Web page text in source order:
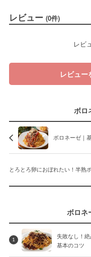
レビュー (0件)
レビ
レビュー
ボロ
ボロネーゼ｜
とろとろ卵におぼれたい！半熟
ボロネ
1
失敗なし！
基本のコツ